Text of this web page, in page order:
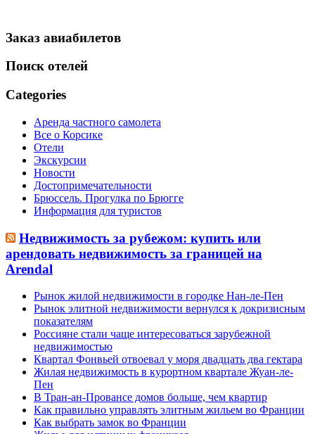
Заказ авиабилетов
Поиск отелей
Categories
Аренда частного самолета
Все о Корсике
Отели
Экскурсии
Новости
Достопримечательности
Брюссель. Прогулка по Брюгге
Информация для туристов
Недвижимость за рубежом: купить или
арендовать недвижимость за границей на
Arendal
Рынок жилой недвижимости в городке Нан-ле-Пен
Рынок элитной недвижимости вернулся к докризисным
показателям
Россияне стали чаще интересоваться зарубежной
недвижимостью
Квартал Фонвьей отвоевал у моря двадцать два гектара
Жилая недвижимость в курортном квартале Жуан-ле-
Пен
В Тран-ан-Провансе домов больше, чем квартир
Как правильно управлять элитным жильем во Франции
Как выбрать замок во Франции